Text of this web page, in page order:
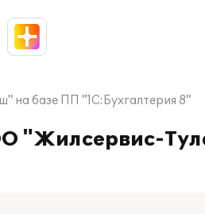
на базе ПП "1С:Бухгалтерия 8"
"Жилсервис-